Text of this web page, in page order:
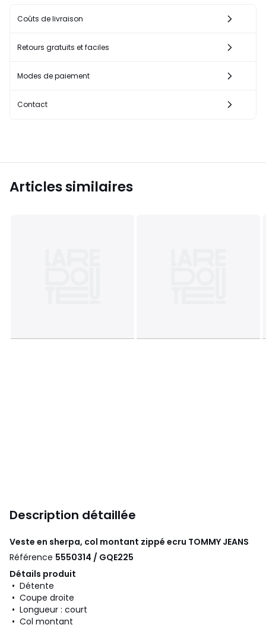
Coûts de livraison
Retours gratuits et faciles
Modes de paiement
Contact
Articles similaires
Description détaillée
Veste en sherpa, col montant zippé ecru TOMMY JEANS
Référence 5550314 / GQE225
Détails produit
• Détente
• Coupe droite
• Longueur : court
• Col montant